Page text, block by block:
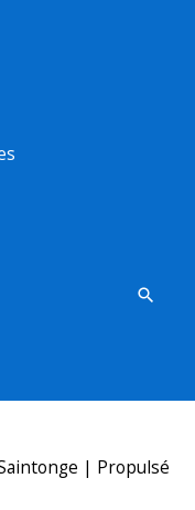
| Propulsé